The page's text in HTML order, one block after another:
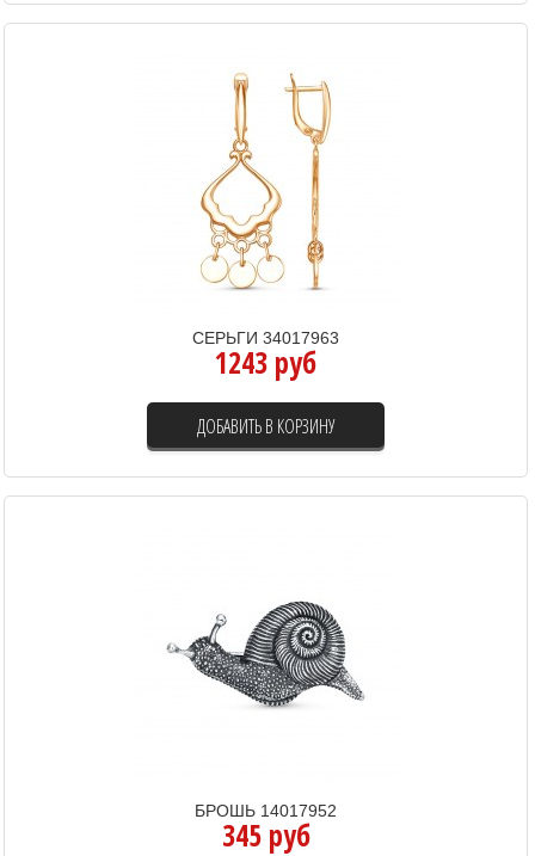
СЕРЬГИ 34017963
1243 руб
ДОБАВИТЬ В КОРЗИНУ
БРОШЬ 14017952
345 руб